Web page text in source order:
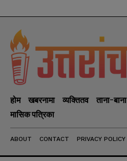
होम खबरनामा व्यक्तितव ताना-बाना
मासिक पत्रिका
ABOUT CONTACT PRIVACY POLICY